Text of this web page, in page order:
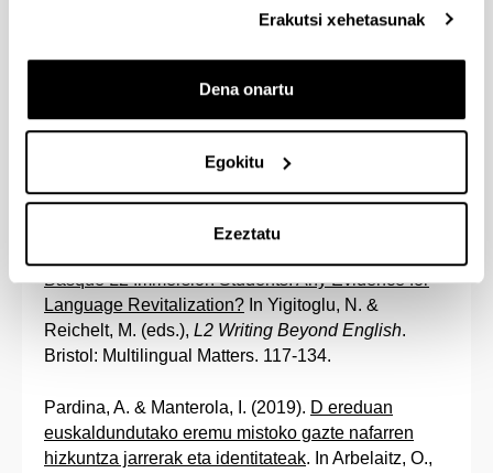
Erakutsi xehetasunak
Dena onartu
Egokitu
Ezeztatu
garapena e5 egitasmoaren bidez. In Artiagoitia, X.,
Camino, I. Epelde, I. & Ulibarri, K. (Ed.),Eibartik
Zuberoara euskalkietan barrena. Koldo Zuazo
. Bilbo: UPV/EHU. 497-509.
ISBN: 978-84-1319-266-6.​
Basque L2 Immersion Students: Any Evidence for
Language Revitalization? In Yigitoglu, N. &
Reichelt, M. (eds.), L2 Writing Beyond English.
Bristol: Multilingual Matters. 117-134.
Pardina, A. & Manterola, I. (2019). D ereduan
euskaldundutako eremu mistoko gazte nafarren
hizkuntza jarrerak eta identitateak. In Arbelaitz, O.,